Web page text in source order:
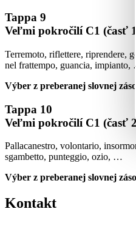
Tappa 9
Veľmi pokročilí C1 (časť
Terremoto, riflettere, riprendere,
nel frattempo, guancia,
Výber z preberanej slovnej
Tappa 10
Veľmi pokročilí C1 (časť
Pallacanestro, volontario,
sgambetto, punteggio, ozio, …
Výber z preberanej slovnej
Kontakt